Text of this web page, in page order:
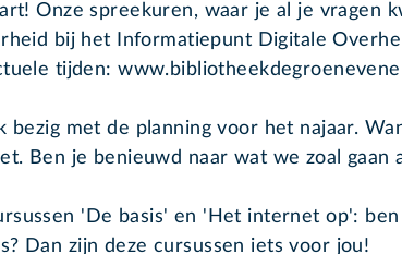
Onze spreekuren, waar je al je vragen
bij het Informatiepunt Digitale
tijden:
bezig met de planning voor het najaar.
Ben je benieuwd naar wat we zoal
'De basis' en 'Het internet op':
Dan zijn deze cursussen iets voor jou!